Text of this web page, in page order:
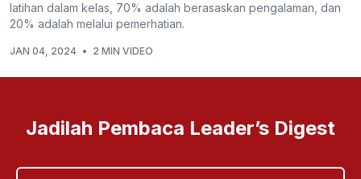
latihan dalam kelas, 70% adalah berasaskan pengalaman, dan
20% adalah melalui pemerhatian.
JAN 04, 2024 • 2 MIN VIDEO
Jadilah Pembaca Leader’s Digest